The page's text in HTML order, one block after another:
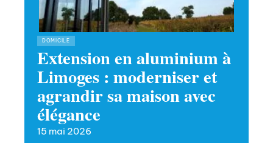
DOMICILE
Extension en aluminium à
Limoges : moderniser et
agrandir sa maison avec
élégance
15 mai 2026